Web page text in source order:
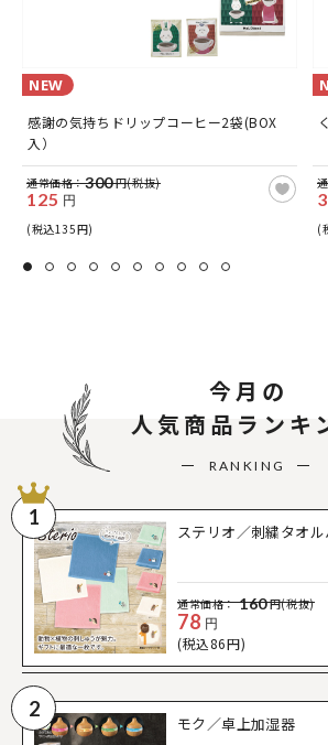
NEW
感謝の気持ちドリップコーヒー2袋(BOX
入）
通常価格：300円(税抜)
125 円
(税込135円)
(
今月の
人気商品ランキ
RANKING
1
ステリオ／刺繍タオ
通常価格： 160円(税抜)
78 円
(税込86円)
2
モク／卓上加湿器